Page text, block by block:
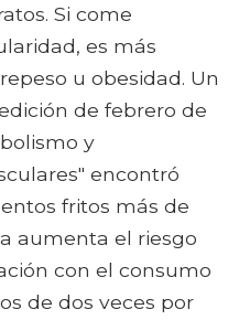
Si come
es más
u obesidad. Un
de febrero de
y
encontró
fritos más de
aumenta el riesgo
con el consumo
de dos veces por